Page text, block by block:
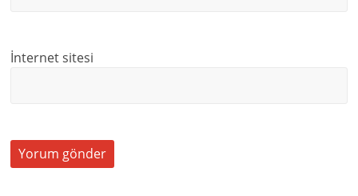
İnternet sitesi